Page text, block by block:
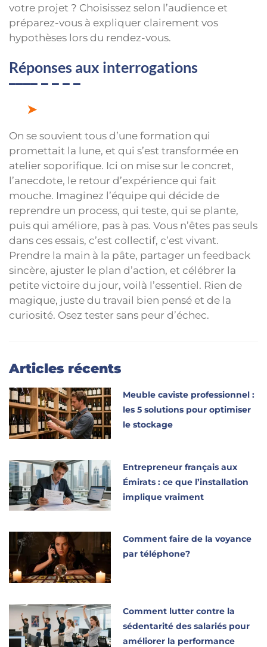
votre projet ? Choisissez selon l’audience et
préparez-vous à expliquer clairement vos
hypothèses lors du rendez-vous.
Réponses aux interrogations
On se souvient tous d’une formation qui
promettait la lune, et qui s’est transformée en
atelier soporifique. Ici on mise sur le concret,
l’anecdote, le retour d’expérience qui fait
mouche. Imaginez l’équipe qui décide de
reprendre un process, qui teste, qui se plante,
puis qui améliore, pas à pas. Vous n’êtes pas seuls
dans ces essais, c’est collectif, c’est vivant.
Prendre la main à la pâte, partager un feedback
sincère, ajuster le plan d’action, et célébrer la
petite victoire du jour, voilà l’essentiel. Rien de
magique, juste du travail bien pensé et de la
curiosité. Osez tester sans peur d’échec.
Articles récents
Meuble caviste professionnel :
les 5 solutions pour optimiser
le stockage
Entrepreneur français aux
Émirats : ce que l’installation
implique vraiment
Comment faire de la voyance
par téléphone?
Comment lutter contre la
sédentarité des salariés pour
améliorer la performance